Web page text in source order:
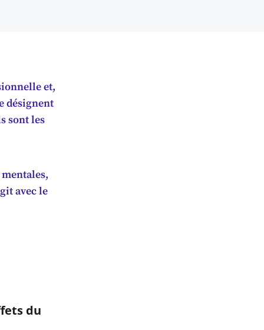
et,
désignent
sont les
avec le
du